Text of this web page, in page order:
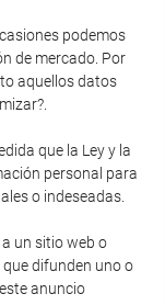
podemos
de mercado. Por
aquellos datos
que la Ley y la
personal para
o indeseadas.
un sitio web o
difunden uno o
anuncio